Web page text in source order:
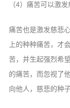
（4）痛苦可以激
痛苦也是激发慈悲
上的种种痛苦，才
苦，并生起强烈希
的痛苦，而忽视了
向他人，慈悲的种